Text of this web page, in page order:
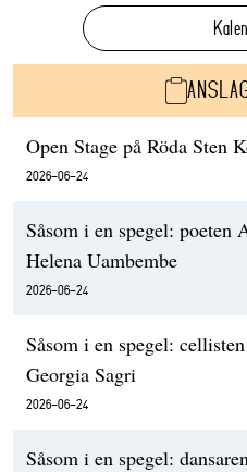
Open Stage på Röda Sten
2026-06-24
Såsom i en spegel: poeten
Helena Uambembe
2026-06-24
Såsom i en spegel:
Georgia Sagri
2026-06-24
Såsom i en spegel: